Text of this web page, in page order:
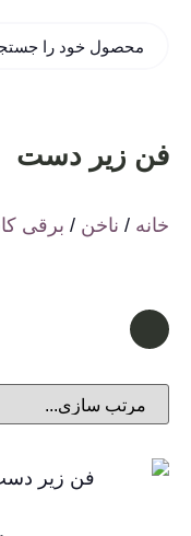
فن زیر دست
خانه / ناخن / برقی